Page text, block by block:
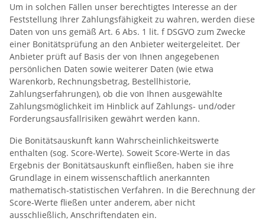
Um in solchen Fällen unser berechtigtes Interesse an der
Feststellung Ihrer Zahlungsfähigkeit zu wahren, werden diese
Daten von uns gemäß Art. 6 Abs. 1 lit. f DSGVO zum Zwecke
einer Bonitätsprüfung an den Anbieter weitergeleitet. Der
Anbieter prüft auf Basis der von Ihnen angegebenen
persönlichen Daten sowie weiterer Daten (wie etwa
Warenkorb, Rechnungsbetrag, Bestellhistorie,
Zahlungserfahrungen), ob die von Ihnen ausgewählte
Zahlungsmöglichkeit im Hinblick auf Zahlungs- und/oder
Forderungsausfallrisiken gewährt werden kann.
Die Bonitätsauskunft kann Wahrscheinlichkeitswerte
enthalten (sog. Score-Werte). Soweit Score-Werte in das
Ergebnis der Bonitätsauskunft einfließen, haben sie ihre
Grundlage in einem wissenschaftlich anerkannten
mathematisch-statistischen Verfahren. In die Berechnung der
Score-Werte fließen unter anderem, aber nicht
ausschließlich, Anschriftendaten ein.